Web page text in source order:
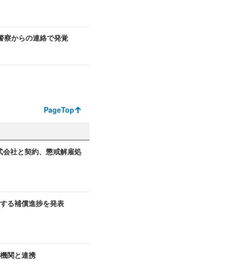
察からの連絡で発覚
PageTop
会社と契約、懲戒解雇処
る補償進捗を発表
関と連携